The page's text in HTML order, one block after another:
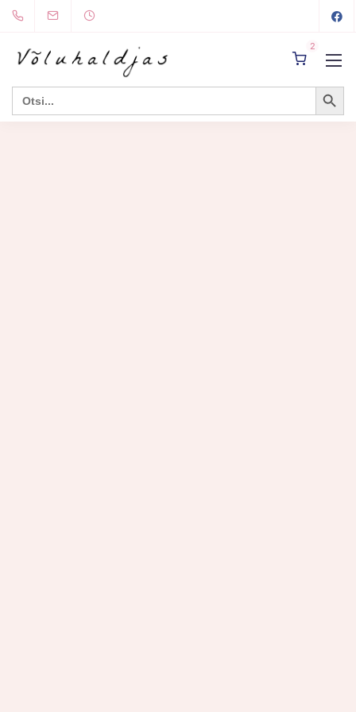
2
Search
for:
Search Button